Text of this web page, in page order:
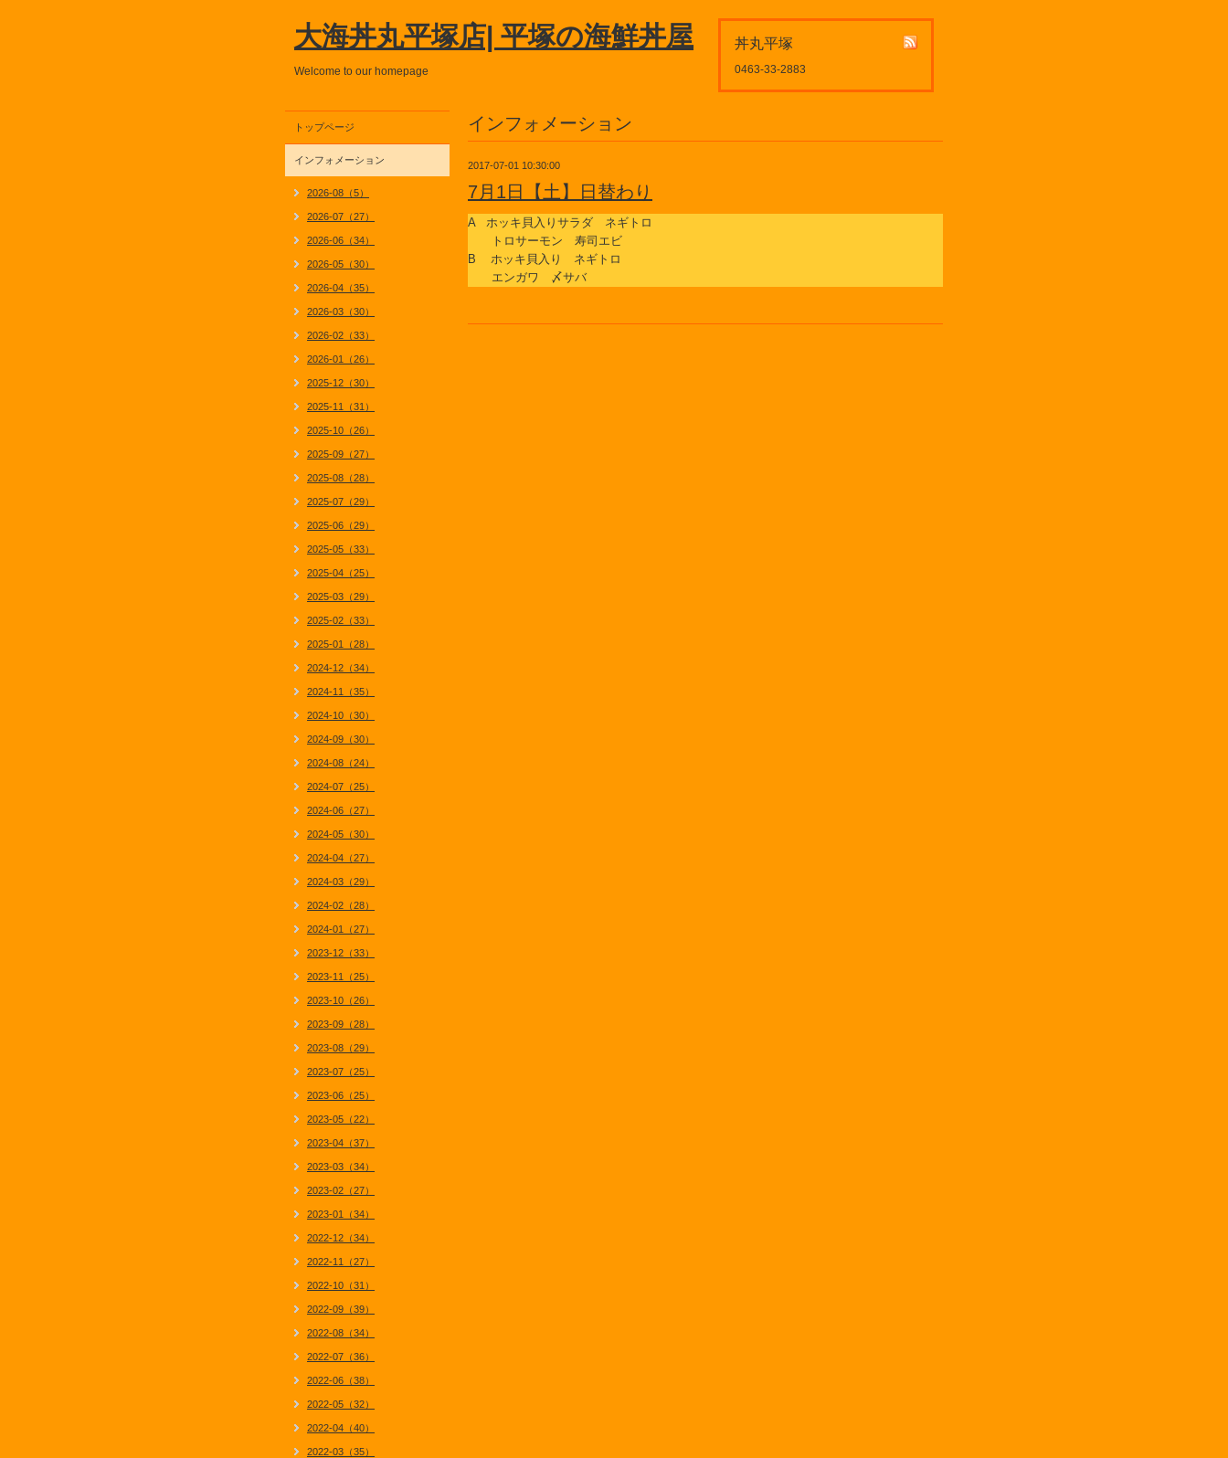
丼丸平塚
0463-33-2883
大海丼丸平塚店| 平塚の海鮮丼屋
Welcome to our homepage
インフォメーション
2017-07-01 10:30:00
7月1日【土】日替わり
A ホッキ貝入りサラダ ネギトロ
トロサーモン 寿司エビ
B ホッキ貝入り ネギトロ
エンガワ 〆サバ
トップページ
インフォメーション
2026-08（5）
2026-07（27）
2026-06（34）
2026-05（30）
2026-04（35）
2026-03（30）
2026-02（33）
2026-01（26）
2025-12（30）
2025-11（31）
2025-10（26）
2025-09（27）
2025-08（28）
2025-07（29）
2025-06（29）
2025-05（33）
2025-04（25）
2025-03（29）
2025-02（33）
2025-01（28）
2024-12（34）
2024-11（35）
2024-10（30）
2024-09（30）
2024-08（24）
2024-07（25）
2024-06（27）
2024-05（30）
2024-04（27）
2024-03（29）
2024-02（28）
2024-01（27）
2023-12（33）
2023-11（25）
2023-10（26）
2023-09（28）
2023-08（29）
2023-07（25）
2023-06（25）
2023-05（22）
2023-04（37）
2023-03（34）
2023-02（27）
2023-01（34）
2022-12（34）
2022-11（27）
2022-10（31）
2022-09（39）
2022-08（34）
2022-07（36）
2022-06（38）
2022-05（32）
2022-04（40）
2022-03（35）